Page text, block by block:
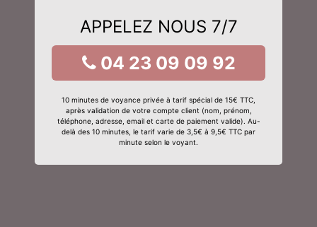
APPELEZ NOUS 7/7
04 23 09 09 92
10 minutes de voyance privée à tarif spécial de 15€ TTC,
après validation de votre compte client (nom, prénom,
téléphone, adresse, email et carte de paiement valide). Au-
delà des 10 minutes, le tarif varie de 3,5€ à 9,5€ TTC par
minute selon le voyant.